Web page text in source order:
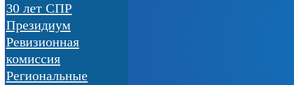
30 лет СПР
Президиум
Ревизионная
комиссия
Региональные